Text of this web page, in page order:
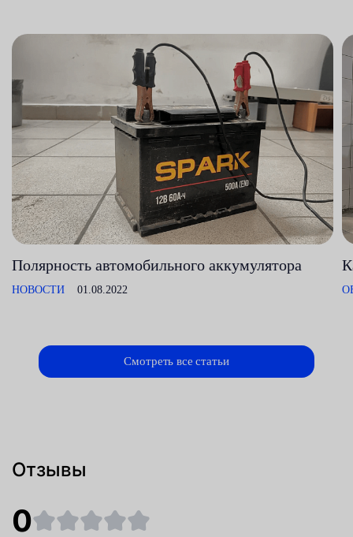
Полярность автомобильного аккумулятора
НОВОСТИ 01.08.2022
Смотреть все статьи
Отзывы
0